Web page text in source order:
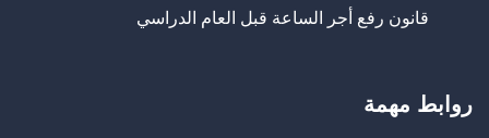
قانون رفع أجر الساعة قبل العام الدراسي
روابط مهمة